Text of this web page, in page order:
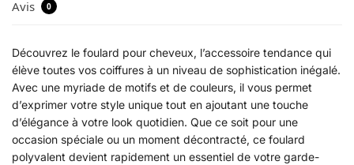
Avis 0
Découvrez le foulard pour cheveux, l’accessoire tendance qui
élève toutes vos coiffures à un niveau de sophistication inégalé.
Avec une myriade de motifs et de couleurs, il vous permet
d’exprimer votre style unique tout en ajoutant une touche
d’élégance à votre look quotidien. Que ce soit pour une
occasion spéciale ou un moment décontracté, ce foulard
polyvalent devient rapidement un essentiel de votre garde-